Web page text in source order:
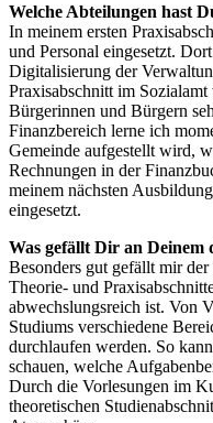
Welche Abteilungen hast
In meinem ersten
und Personal eingesetzt.
Digitalisierung der
Praxisabschnitt im
Bürgerinnen und Bürgern
Finanzbereich lerne ich
Gemeinde aufgestellt wird,
Rechnungen in der
meinem nächsten
eingesetzt.
Was gefällt Dir an Deinem
Besonders gut gefällt mir
Theorie- und
abwechslungsreich ist. Von
Studiums verschiedene
durchlaufen werden. So
schauen, welche
Durch die Vorlesungen im
theoretischen